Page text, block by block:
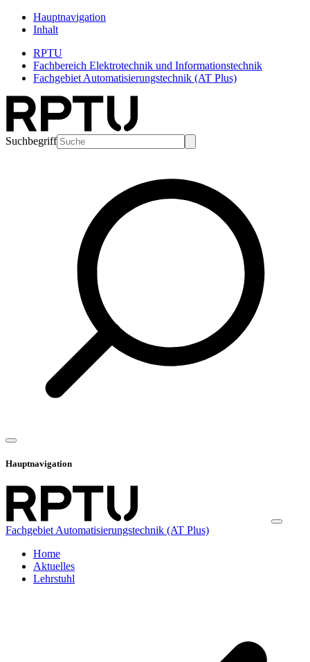
Hauptnavigation
Inhalt
RPTU
Fachbereich Elektrotechnik und Informationstechnik
Fachgebiet Automatisierungstechnik (AT Plus)
Suchbegriff
Hauptnavigation
Fachgebiet Automatisierungstechnik (AT Plus)
Home
Aktuelles
Lehrstuhl